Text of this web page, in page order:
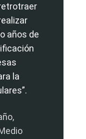
años de
la